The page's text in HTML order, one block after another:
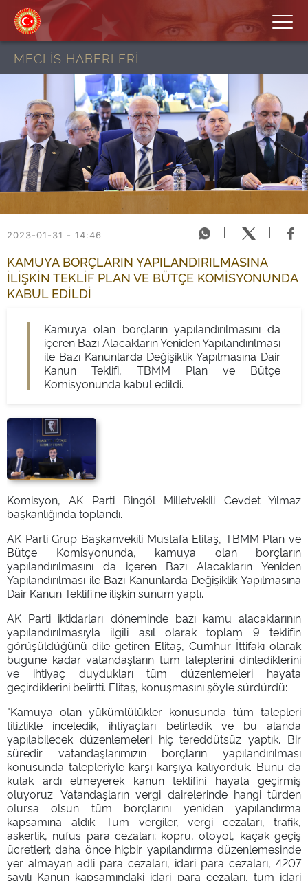
MECLİS HABERLERİ
2023-01-31 - 14:46
KAMUYA BORÇLARIN YAPILANDIRILMASINA
İLİŞKİN TEKLİF PLAN VE BÜTÇE KOMİSYONUNDA
KABUL EDİLDİ
Kamuya olan borçların yapılandırılmasını da
içeren Bazı Alacakların Yeniden Yapılandırılması
ile Bazı Kanunlarda Değişiklik Yapılmasına Dair
Kanun Teklifi, TBMM Plan ve Bütçe
Komisyonunda kabul edildi.
Komisyon, AK Parti Bingöl Milletvekili Cevdet Yılmaz
başkanlığında toplandı.
AK Parti Grup Başkanvekili Mustafa Elitaş, TBMM Plan ve
Bütçe Komisyonunda, kamuya olan borçların
yapılandırılmasını da içeren Bazı Alacakların Yeniden
Yapılandırılması ile Bazı Kanunlarda Değişiklik Yapılmasına
Dair Kanun Teklifi'ne ilişkin sunum yaptı.
AK Parti iktidarları döneminde bazı kamu alacaklarının
yapılandırılmasıyla ilgili asıl olarak toplam 9 teklifin
görüşüldüğünü dile getiren Elitaş, Cumhur İttifakı olarak
bugüne kadar vatandaşların tüm taleplerini dinlediklerini
ve ihtiyaç duydukları tüm düzenlemeleri hayata
geçirdiklerini belirtti. Elitaş, konuşmasını şöyle sürdürdü:
"Kamuya olan yükümlülükler konusunda tüm talepleri
titizlikle inceledik, ihtiyaçları belirledik ve bu alanda
yapılabilecek düzenlemeleri hiç tereddütsüz yaptık. Bir
süredir vatandaşlarımızın borçların yapılandırılması
konusunda talepleriyle karşı karşıya kalıyorduk. Bunu da
kulak ardı etmeyerek kanun teklifini hayata geçirmiş
oluyoruz. Vatandaşların vergi dairelerinde hangi türden
olursa olsun tüm borçlarını yeniden yapılandırma
kapsamına aldık. Tüm vergiler, vergi cezaları, trafik,
askerlik, nüfus para cezaları; köprü, otoyol, kaçak geçiş
ücretleri; daha önce hiçbir yapılandırma düzenlemesinde
yer almayan adli para cezaları, idari para cezaları, 4207
sayılı Kanun kapsamındaki idari para cezaları, tüm idari